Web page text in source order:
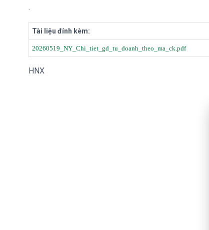
.
Tài liệu đính kèm:
20260519_NY_Chi_tiet_gd_tu_doanh_theo_ma_ck.pdf
HNX